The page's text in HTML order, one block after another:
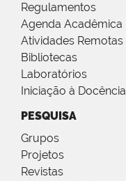
Regulamentos
Agenda Acadêmica
Atividades Remotas
Bibliotecas
Laboratórios
Iniciação à Docência
PESQUISA
Grupos
Projetos
Revistas